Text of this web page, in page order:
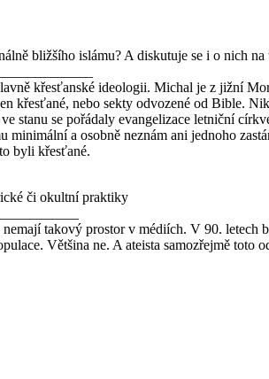
bližšího islámu? A diskutuje se i o nich
křesťanské ideologii. Michal je z jižní
křesťané, nebo sekty odvozené od Bible.
stanu se pořádaly evangelizace letniční
a osobně neznám ani jednoho
byli křesťané.
či okultní praktiky
takový prostor v médiích. V 90. letech
Většina ne. A ateista samozřejmě